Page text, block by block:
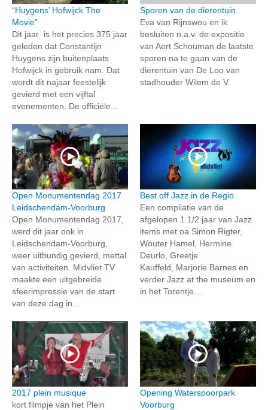
“Huygens’ Hofwijck The
Movie”
Dit jaar is het precies 375 jaar
geleden dat Constantijn
Huygens zijn buitenplaats
Hofwijck in gebruik nam. Dat
wordt dit najaar feestelijk
gevierd met een vijftal
evenementen. De officiële...
Sporen van de dierentuin
Eva van Rijnswou en ik
besluiten n.a.v. de expositie
van Aert Schouman de laatste
sporen na te gaan van de
dierentuin van De Loo van
stadhouder Wilem de V.
Open Monumentendag 2017
Leidschendam-Voorburg
Open Monumentendag 2017,
werd dit jaar ook in
Leidschendam-Voorburg,
weer uitbundig gevierd, mettal
van activiteiten. Midvliet TV
maakte een uitgebreide
sfeerimpressie van de start
van deze dag in...
Best off Jazz in de Regio
Een compilatie van de
afgelopen 1 1/2 jaar van Jazz
items met oa Simon Rigter,
Wouter Hamel, Hermine
Deurlo, Greetje
Kauffeld, Marjorie Barnes en
verder Jazz at the museum en
in het Torentje....
2017 plein musique
kort filmpje van het Plein
Opening Waterspoorpark
Voorburg